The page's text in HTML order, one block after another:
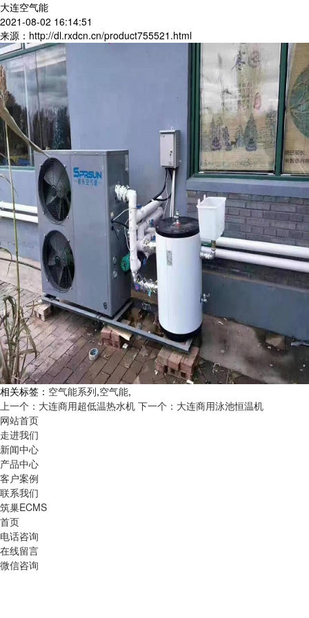
大连空气能
2021-08-02 16:14:51
来源：http://dl.rxdcn.cn/product755521.html
相关标签： 空气能系列,空气能,
上一个：大连商用超低温热水机 下一个：大连商用泳池恒温机
网站首页
走进我们
新闻中心
产品中心
客户案例
联系我们
筑巢ECMS
首页
电话咨询
在线留言
微信咨询